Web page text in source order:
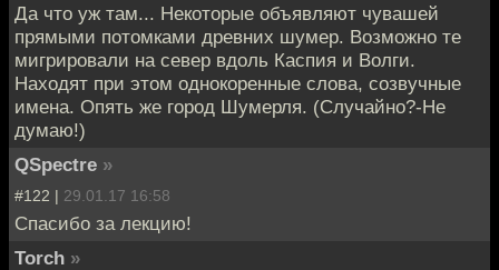
Да что уж там... Некоторые объявляют чувашей
прямыми потомками древних шумер. Возможно те
мигрировали на север вдоль Каспия и Волги.
Находят при этом однокоренные слова, созвучные
имена. Опять же город Шумерля. (Случайно?-Не
думаю!)
QSpectre »
#122 | 29.01.17 16:58
Спасибо за лекцию!
Torch »